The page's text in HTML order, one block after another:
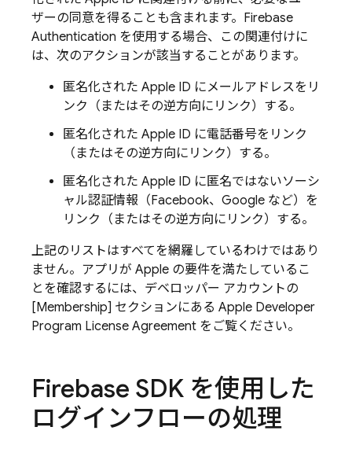
ザーの同意を得ることも含まれます。Firebase
Authentication を使用する場合、この関連付けに
は、次のアクションが該当することがあります。
匿名化された Apple ID にメールアドレスをリ
ンク（またはその逆方向にリンク）する。
匿名化された Apple ID に電話番号をリンク
（またはその逆方向にリンク）する。
匿名化された Apple ID に匿名ではないソーシ
ャル認証情報（Facebook、Google など）を
リンク（またはその逆方向にリンク）する。
上記のリストはすべてを網羅しているわけではあり
ません。アプリが Apple の要件を満たしているこ
とを確認するには、デベロッパー アカウントの
[Membership] セクションにある Apple Developer
Program License Agreement をご覧ください。
Firebase SDK を使用した
ログインフローの処理